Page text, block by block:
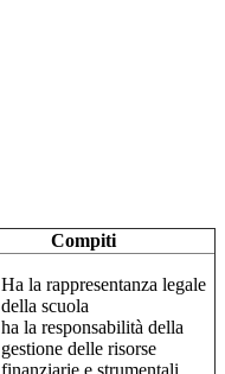
Compiti
Ha la rappresentanza legale
della scuola
ha la responsabilità della
gestione delle risorse
finanziarie e strumentali